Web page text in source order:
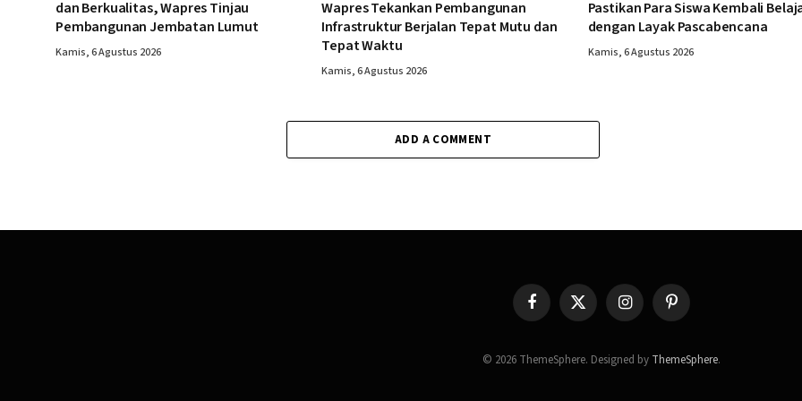
dan Berkualitas, Wapres Tinjau
Pembangunan Jembatan Lumut
Kamis, 6 Agustus 2026
Wapres Tekankan Pembangunan
Infrastruktur Berjalan Tepat Mutu dan
Tepat Waktu
Kamis, 6 Agustus 2026
Pastikan Para Siswa Kembali
dengan Layak Pascabencana
Kamis, 6 Agustus 2026
ADD A COMMENT
FacebookX
(Twitter)
InstagramPinterest
© 2026 ThemeSphere. Designed by ThemeSphere.